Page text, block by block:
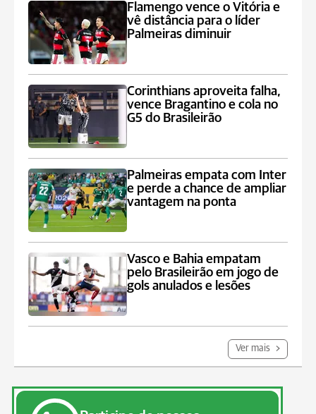
Flamengo vence o Vitória e
vê distância para o líder
Palmeiras diminuir
Corinthians aproveita falha,
vence Bragantino e cola no
G5 do Brasileirão
Palmeiras empata com Inter
e perde a chance de ampliar
vantagem na ponta
Vasco e Bahia empatam
pelo Brasileirão em jogo de
gols anulados e lesões
Ver mais